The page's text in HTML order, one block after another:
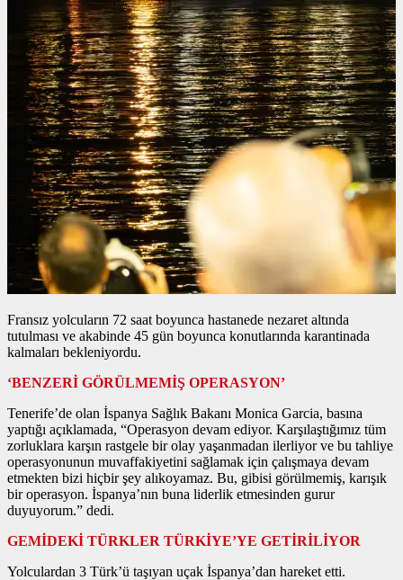
Fransız yolcuların 72 saat boyunca hastanede nezaret altında
tutulması ve akabinde 45 gün boyunca konutlarında karantinada
kalmaları bekleniyordu.
‘BENZERİ GÖRÜLMEMİŞ OPERASYON’
Tenerife’de olan İspanya Sağlık Bakanı Monica Garcia, basına
yaptığı açıklamada, “Operasyon devam ediyor. Karşılaştığımız tüm
zorluklara karşın rastgele bir olay yaşanmadan ilerliyor ve bu tahliye
operasyonunun muvaffakiyetini sağlamak için çalışmaya devam
etmekten bizi hiçbir şey alıkoyamaz. Bu, gibisi görülmemiş, karışık
bir operasyon. İspanya’nın buna liderlik etmesinden gurur
duyuyorum.” dedi.
GEMİDEKİ TÜRKLER TÜRKİYE’YE GETİRİLİYOR
Yolculardan 3 Türk’ü taşıyan uçak İspanya’dan hareket etti.